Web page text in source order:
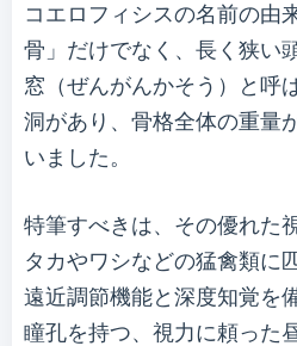
コエロフィシスの名前の由
骨」だけでなく、長く狭い
窓（ぜんがんかそう）と呼
洞があり、骨格全体の重量
いました。
特筆すべきは、その優れた
タカやワシなどの猛禽類に
遠近調節機能と深度知覚を
瞳孔を持つ、視力に頼った